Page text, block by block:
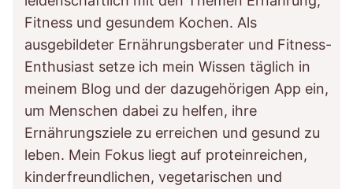
Fitness und gesundem Kochen. Als
ausgebildeter Ernährungsberater und Fitness-
Enthusiast setze ich mein Wissen täglich in
meinem Blog und der dazugehörigen App ein,
um Menschen dabei zu helfen, ihre
Ernährungsziele zu erreichen und gesund zu
leben. Mein Fokus liegt auf proteinreichen,
kinderfreundlichen, vegetarischen und